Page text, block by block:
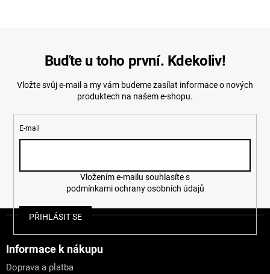
Buďte u toho první. Kdekoliv!
Vložte svůj e-mail a my vám budeme zasílat informace o nových
produktech na našem e-shopu.
E-mail
podmínkami ochrany osobních údajů
PŘIHLÁSIT SE
Informace k nákupu
Doprava a platba